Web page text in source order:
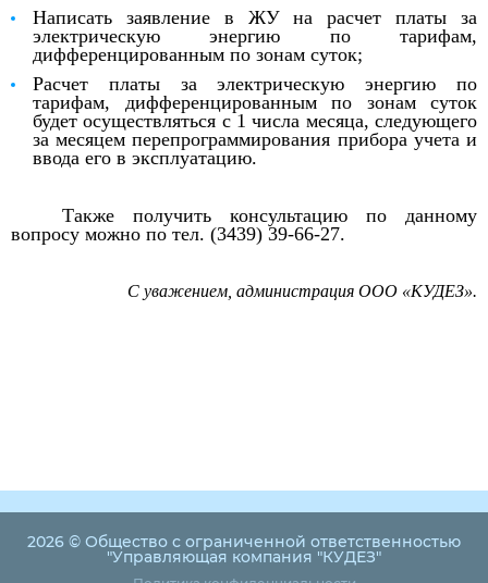
Написать заявление в ЖУ на расчет платы за
электрическую энергию по тарифам,
дифференцированным по зонам суток;
Расчет платы за электрическую энергию по
тарифам, дифференцированным по зонам суток
будет осуществляться с 1 числа месяца, следующего
за месяцем перепрограммирования прибора учета и
ввода его в эксплуатацию.
Также получить консультацию по данному
вопросу можно по тел. (3439) 39-66-27.
С уважением, администрация ООО «КУДЕЗ».
2026 © Общество с ограниченной ответственностью
"Управляющая компания "КУДЕЗ"